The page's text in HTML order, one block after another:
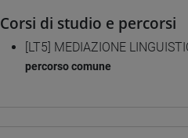
Corsi di studio e percorsi
[LT5] MEDIAZIONE
percorso comune